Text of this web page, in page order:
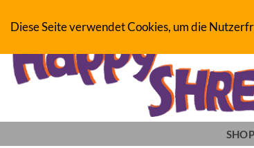
Inhalt
SHOP
Diese Seite verwendet Cookies, um die